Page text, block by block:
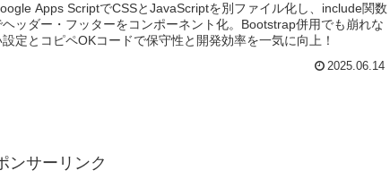
Apps ScriptでCSSとJavaScriptを別ファイル化し、include関数
ヘッダー・フッターをコンポーネント化。Bootstrap併用でも崩れな
設定とコピペOKコードで保守性と開発効率を一気に向上！
2025.06.14
ンサーリンク